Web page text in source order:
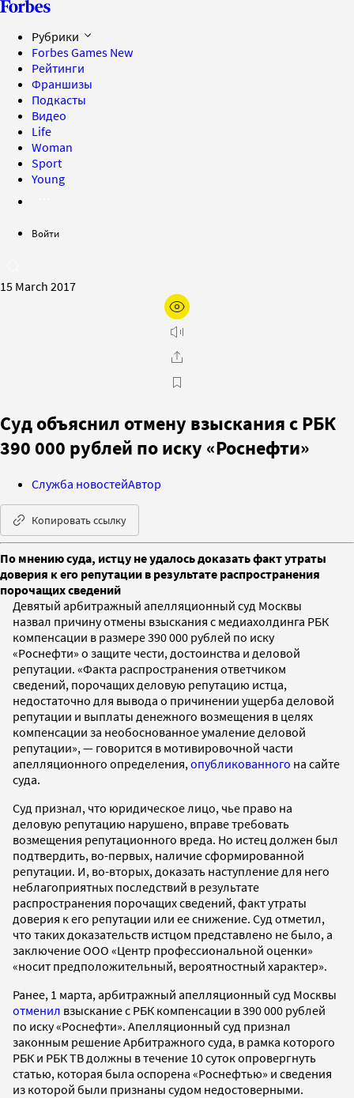
Рубрики
Forbes Games New
Рейтинги
Франшизы
Подкасты
Видео
Life
Woman
Sport
Young
Войти
15 March 2017
Суд объяснил отмену взыскания с РБК
390 000 рублей по иску «Роснефти»
Служба новостейАвтор
Копировать ссылку
По мнению суда, истцу не удалось доказать факт утраты
доверия к его репутации в результате распространения
порочащих сведений
Девятый арбитражный апелляционный суд Москвы
назвал причину отмены взыскания с медиахолдинга РБК
компенсации в размере 390 000 рублей по иску
«Роснефти» о защите чести, достоинства и деловой
репутации. «Факта распространения ответчиком
сведений, порочащих деловую репутацию истца,
недостаточно для вывода о причинении ущерба деловой
репутации и выплаты денежного возмещения в целях
компенсации за необоснованное умаление деловой
репутации», — говорится в мотивировочной части
апелляционного определения, опубликованного на сайте
суда.
Суд признал, что юридическое лицо, чье право на
деловую репутацию нарушено, вправе требовать
возмещения репутационного вреда. Но истец должен был
подтвердить, во-первых, наличие сформированной
репутации. И, во-вторых, доказать наступление для него
неблагоприятных последствий в результате
распространения порочащих сведений, факт утраты
доверия к его репутации или ее снижение. Суд отметил,
что таких доказательств истцом представлено не было, а
заключение ООО «Центр профессиональной оценки»
«носит предположительный, вероятностный характер».
Ранее, 1 марта, арбитражный апелляционный суд Москвы
отменил взыскание с РБК компенсации в 390 000 рублей
по иску «Роснефти». Апелляционный суд признал
законным решение Арбитражного суда, в рамка которого
РБК и РБК ТВ должны в течение 10 суток опровергнуть
статью, которая была оспорена «Роснефтью» и сведения
из которой были признаны судом недостоверными.